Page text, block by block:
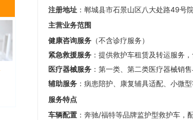
注册地址 ：郸城县市石景山区八大处路49号
主营业务范围
健康咨询服务 （不含诊疗服务）
紧急救援服务 ：提供救护车租赁及转运服务
医疗器械服务 ：第一类、第二类医疗器械销
辅助服务 ：病患陪护、康复辅具适配、小微型
服务特点
车辆配置 ：奔驰/福特等品牌监护型救护车，